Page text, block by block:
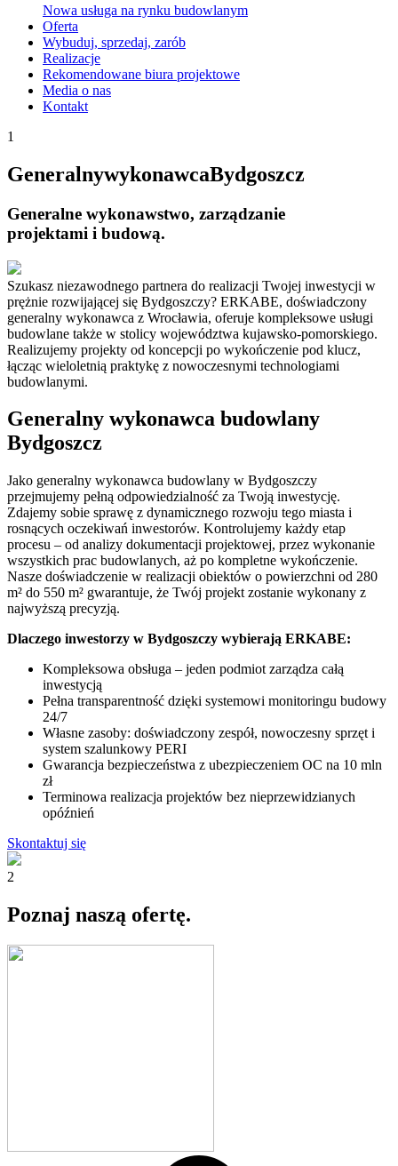
Nowa usługa na rynku budowlanym
Oferta
Wybuduj, sprzedaj, zarób
Realizacje
Rekomendowane biura projektowe
Media o nas
Kontakt
1
GeneralnywykonawcaBydgoszcz
Generalne wykonawstwo, zarządzanie
projektami i budową.
Szukasz niezawodnego partnera do realizacji Twojej inwestycji w
prężnie rozwijającej się Bydgoszczy? ERKABE, doświadczony
generalny wykonawca z Wrocławia, oferuje kompleksowe usługi
budowlane także w stolicy województwa kujawsko-pomorskiego.
Realizujemy projekty od koncepcji po wykończenie pod klucz,
łącząc wieloletnią praktykę z nowoczesnymi technologiami
budowlanymi.
Generalny wykonawca budowlany
Bydgoszcz
Jako generalny wykonawca budowlany w Bydgoszczy
przejmujemy pełną odpowiedzialność za Twoją inwestycję.
Zdajemy sobie sprawę z dynamicznego rozwoju tego miasta i
rosnących oczekiwań inwestorów. Kontrolujemy każdy etap
procesu – od analizy dokumentacji projektowej, przez wykonanie
wszystkich prac budowlanych, aż po kompletne wykończenie.
Nasze doświadczenie w realizacji obiektów o powierzchni od 280
m² do 550 m² gwarantuje, że Twój projekt zostanie wykonany z
najwyższą precyzją.
Dlaczego inwestorzy w Bydgoszczy wybierają ERKABE:
Kompleksowa obsługa – jeden podmiot zarządza całą
inwestycją
Pełna transparentność dzięki systemowi monitoringu budowy
24/7
Własne zasoby: doświadczony zespół, nowoczesny sprzęt i
system szalunkowy PERI
Gwarancja bezpieczeństwa z ubezpieczeniem OC na 10 mln
zł
Terminowa realizacja projektów bez nieprzewidzianych
opóźnień
Skontaktuj się
2
Poznaj naszą ofertę.